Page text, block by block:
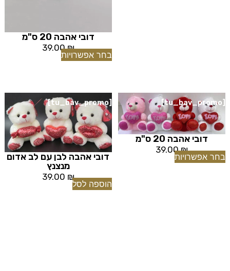
דובי אהבה 20 ס"מ
39.00₪
בחר אפשרויות
[tu_bav_promo]
דובי אהבה 20 ס"מ
39.00₪
בחר אפשרויות
[tu_bav_promo]
דובי אהבה לבן עם לב אדום
מנצנץ
39.00 ₪
הוספה לסל